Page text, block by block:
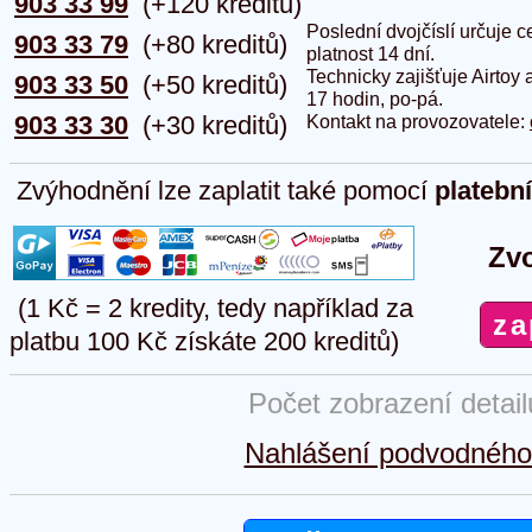
903 33 79
903 33 50
903 33 30
(+80 kreditů)
(+50 kreditů)
(+30 kreditů)
Poslední dvojčíslí určuje
platnost 14 dní.
Technicky zajišťuje Airtoy
17 hodin, po-pá.
Kontakt na provozovatele:
Zvýhodnění lze zaplatit také pomocí
(1 Kč = 2 kredity, tedy například za
platbu 100 Kč získáte 200 kreditů)
Počet zobrazení
Nahlášení